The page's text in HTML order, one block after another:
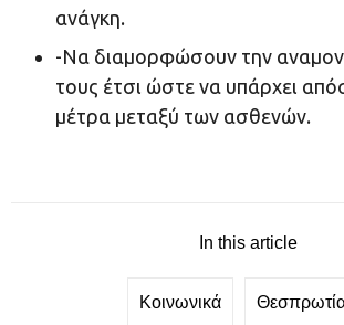
ανάγκη.
-Να διαμορφώσουν την
τους έτσι ώστε να υπάρχει
μέτρα μεταξύ των ασθενών.
In this article
Κοινωνικά